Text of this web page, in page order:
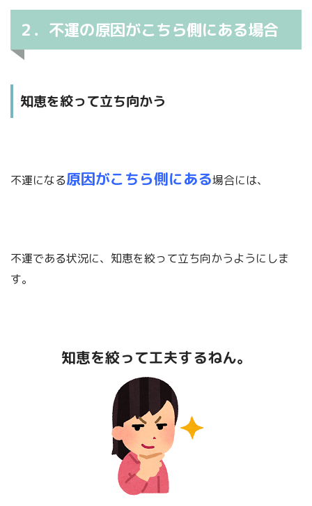
２．不運の原因がこちら側にある場合
知恵を絞って立ち向かう
不運になる原因がこちら側にある場合には、
不運である状況に、知恵を絞って立ち向かうようにしま
す。
知恵を絞って工夫するねん。